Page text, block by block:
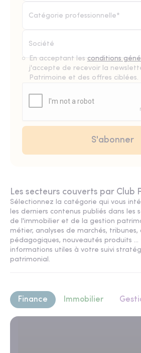
Catégorie professionnelle*
En acceptant les conditions
j'accepte de recevoir la
Patrimoine et des offres ciblées.
Les secteurs couverts par Club
Sélectionnez la catégorie qui vous
les derniers contenus publiés dans les
de l'immobilier et de la gestion
métier, analyses de marchés,
pédagogiques, nouveautés produits ...
informations utiles à votre suivi
patrimonial.
Finance Immobilier